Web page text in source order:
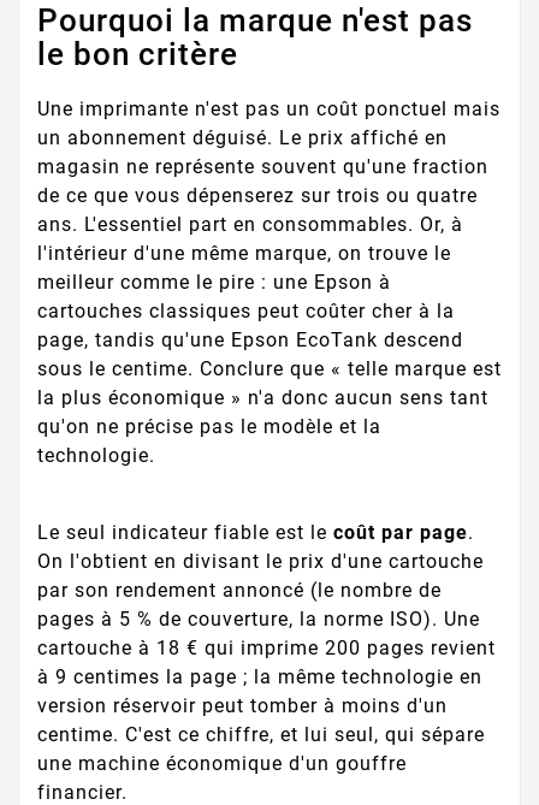
Pourquoi la marque n'est pas
le bon critère
Une imprimante n'est pas un coût ponctuel mais
un abonnement déguisé. Le prix affiché en
magasin ne représente souvent qu'une fraction
de ce que vous dépenserez sur trois ou quatre
ans. L'essentiel part en consommables. Or, à
l'intérieur d'une même marque, on trouve le
meilleur comme le pire : une Epson à
cartouches classiques peut coûter cher à la
page, tandis qu'une Epson EcoTank descend
sous le centime. Conclure que « telle marque est
la plus économique » n'a donc aucun sens tant
qu'on ne précise pas le modèle et la
technologie.
Le seul indicateur fiable est le coût par page.
On l'obtient en divisant le prix d'une cartouche
par son rendement annoncé (le nombre de
pages à 5 % de couverture, la norme ISO). Une
cartouche à 18 € qui imprime 200 pages revient
à 9 centimes la page ; la même technologie en
version réservoir peut tomber à moins d'un
centime. C'est ce chiffre, et lui seul, qui sépare
une machine économique d'un gouffre
financier.